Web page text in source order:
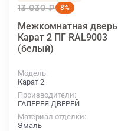
13 030 ₽ 8%
Межкомнатная дверь
Карат 2 ПГ RAL9003
(белый)
Модель
Карат 2
Производители
ГАЛЕРЕЯ ДВЕРЕЙ
Материал отделки
Эмаль